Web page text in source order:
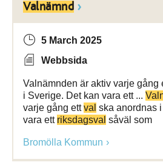
Valnämnd
5 March 2025
Webbsida
Valnämnden är aktiv varje gång
i Sverige. Det kan vara ett ...
varje gång ettval ska anordnas
vara ett riksdagsval såväl som
Bromölla Kommun